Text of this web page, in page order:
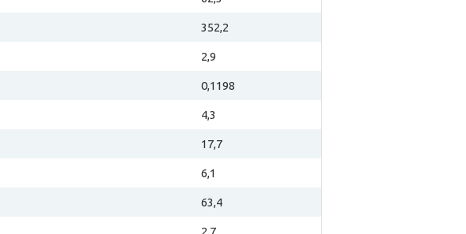
352,2
2,9
0,1198
4,3
17,7
6,1
63,4